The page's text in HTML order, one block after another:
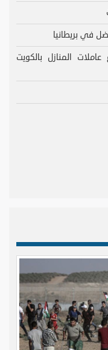
في بريطانيا
المنازل بالكويت